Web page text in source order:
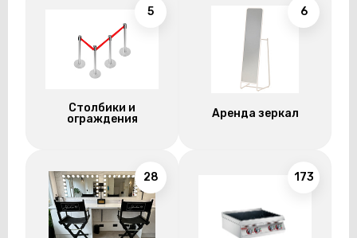
5
Столбики и
ограждения
6
Аренда зеркал
28 173